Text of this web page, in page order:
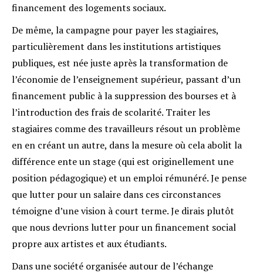
financement des logements sociaux.
De même, la campagne pour payer les stagiaires,
particulièrement dans les institutions artistiques
publiques, est née juste après la transformation de
l’économie de l’enseignement supérieur, passant d’un
financement public à la suppression des bourses et à
l’introduction des frais de scolarité. Traiter les
stagiaires comme des travailleurs résout un problème
en en créant un autre, dans la mesure où cela abolit la
différence ente un stage (qui est originellement une
position pédagogique) et un emploi rémunéré. Je pense
que lutter pour un salaire dans ces circonstances
témoigne d’une vision à court terme. Je dirais plutôt
que nous devrions lutter pour un financement social
propre aux artistes et aux étudiants.
Dans une société organisée autour de l’échange